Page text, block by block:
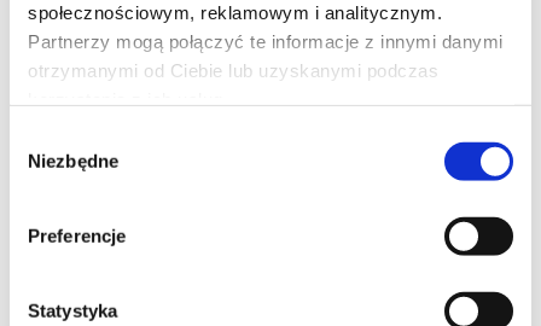
społecznościowym, reklamowym i analitycznym.
Partnerzy mogą połączyć te informacje z innymi danymi
otrzymanymi od Ciebie lub uzyskanymi podczas
zgody
Niezbędne
Preferencje
Statystyka
BILLIE EILISH - HIT ME HARD AND
Film, zrealizowany i wyreżyserowany przez laureatów Oscarów®
Jamesa Camerona oraz Billie Eilish, został zarejestrowany
podczas trasy koncertowej.
i odnoszących największe sukcesy artystek swojego pokolenia,
regularnie plasując się wśród najczęściej słuchanych wykonawców